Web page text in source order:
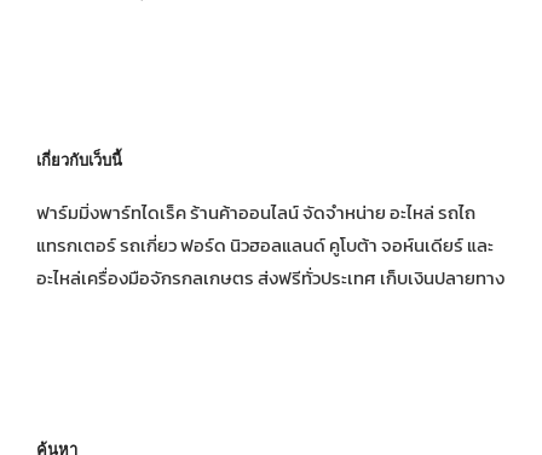
เกี่ยวกับเว็บนี้
ฟาร์มมิ่งพาร์ทไดเร็ค ร้านค้าออนไลน์ จัดจำหน่าย อะไหล่ รถไถ
แทรกเตอร์ รถเกี่ยว ฟอร์ด นิวฮอลแลนด์ คูโบต้า จอห์นเดียร์ และ
อะไหล่เครื่องมือจักรกลเกษตร ส่งฟรีทั่วประเทศ เก็บเงินปลายทาง
ค้นหา